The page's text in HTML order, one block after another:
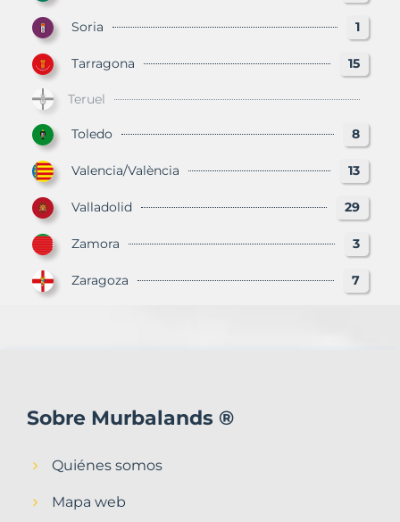
Soria 1
Tarragona 15
Teruel
Toledo 8
Valencia/València 13
Valladolid 29
Zamora 3
Zaragoza 7
Sobre Murbalands ®
Quiénes somos
Mapa web